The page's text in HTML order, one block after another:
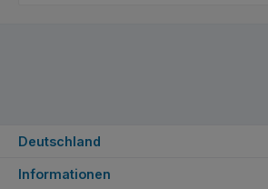
Informationen
Deutschland